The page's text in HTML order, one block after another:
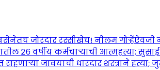
जोरदार रस्सीखेच! नीलम गोऱ्हेंऐवजी
२६ वर्षीय कर्मचाऱ्याची आत्महत्या;
जावयाची धारदार शस्त्राने हत्या;